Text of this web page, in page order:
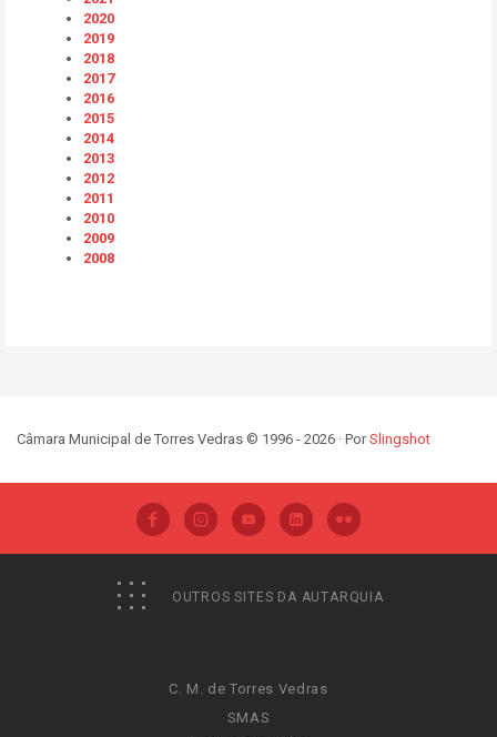
2020
2019
2018
2017
2016
2015
2014
2013
2012
2011
2010
2009
2008
Câmara Municipal de Torres Vedras © 1996 - 2026 · PorSlingshot
OUTROS SITES DA AUTARQUIA
C. M. de Torres Vedras
SMAS